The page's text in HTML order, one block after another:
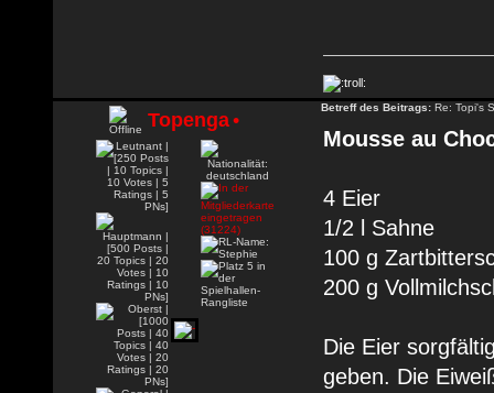
Topenga•
Betreff des Beitrags: Re: Topi's
Mousse au
4 Eier
1/2 l Sahne
100 g
200 g
Die Eier
geben. Die